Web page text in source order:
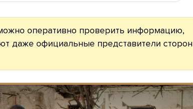
оперативно проверить информацию,
даже официальные представители сторон